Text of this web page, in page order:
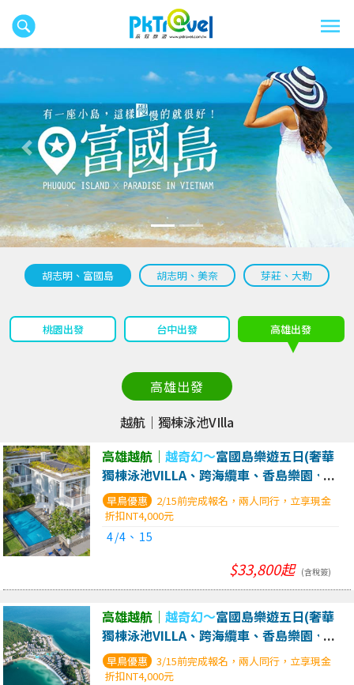
往前 往後
胡志明、富國島 胡志明、美奈 芽莊、大勒
桃園出發 台中出發 高雄出發
高雄出發
越航｜獨棟泳池VIlla
高雄越航｜越奇幻～富國島樂遊五日(奢華
獨棟泳池VILLA、跨海纜車、香島樂園、大
世界、沙法里動物園、巨龜水族館)
4/4、15
2/15前完成報名，兩人同行，立享現金
折扣NT4,000元
$33,800起 (含稅簽)
高雄越航｜越奇幻～富國島樂遊五日(奢華
獨棟泳池VILLA、跨海纜車、香島樂園、大
世界、沙法里動物園、巨龜水族館)
3/15前完成報名，兩人同行，立享現金
折扣NT4,000元